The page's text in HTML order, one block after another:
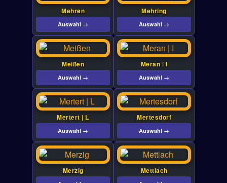
Mehren
Auswahl →
Mehring
Auswahl →
Meißen
Auswahl →
Meran | I
Auswahl →
Mertert | L
Auswahl →
Mertesdorf
Auswahl →
Merzig Mettlach